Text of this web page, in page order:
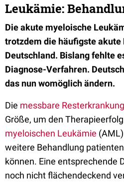
Leukämie:
Die akute myeloische
trotzdem die häufigste akute
Deutschland. Bislang fehlte
Diagnose-Verfahren.
das nun womöglich ändern.
Die messbare Resterkrankung
Größe, um den
myeloischen Leukämie
weitere Behandlung
können. Eine entsprechende
noch nicht flächendeckend